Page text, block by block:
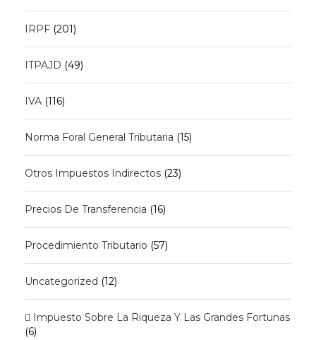
IRPF (201)
ITPAJD (49)
IVA (116)
Norma Foral General Tributaria (15)
Otros Impuestos Indirectos (23)
Precios De Transferencia (16)
Procedimiento Tributario (57)
Uncategorized (12)
 Impuesto Sobre La Riqueza Y Las Grandes Fortunas
(6)